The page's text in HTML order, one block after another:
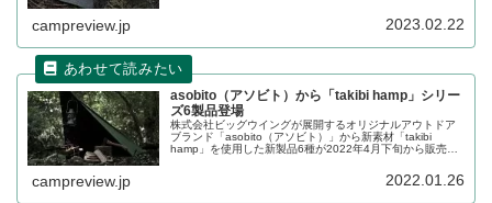
になるように設計されている商品です。詳細をレビューし
campreview.jp 2023.02.22
asobito（アソビト）から「takibi hamp」シリー
ズ6製品登場
株式会社ビッグウイングが展開するオリジナルアウトドア
ブランド「asobito（アソビト）」から新素材「takibi
hamp」を使用した新製品6種が2022年4月下旬から販売さ
campreview.jp 2022.01.26